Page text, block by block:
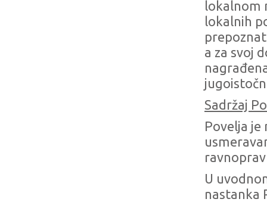
lokalnom
lokalnih
a za svoj
Sadržaj
Povelja
U
nastanka